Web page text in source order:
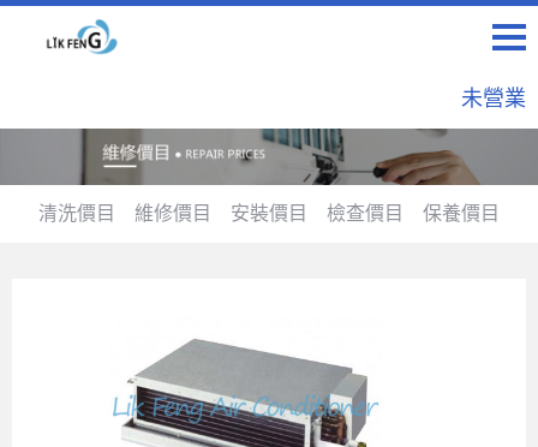
未營業
清洗價目 維修價目 安裝價目 檢查價目 保養價目